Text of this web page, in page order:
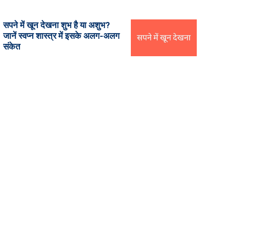
सपने में खून देखना शुभ है या अशुभ?
जानें स्वप्न शास्त्र में इसके अलग-अलग
संकेत